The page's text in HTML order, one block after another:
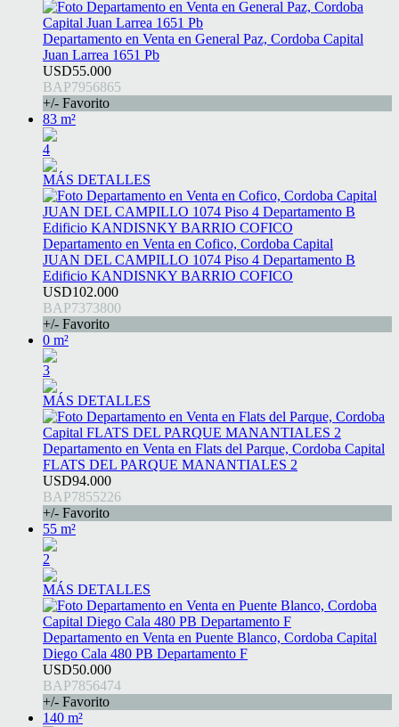
Departamento en Venta en General Paz, Cordoba Capital
Juan Larrea 1651 Pb
USD55.000
BAP7956865
+/- Favorito
83 m²
4
MÁS DETALLES
Departamento en Venta en Cofico, Cordoba Capital
JUAN DEL CAMPILLO 1074 Piso 4 Departamento B
Edificio KANDISNKY BARRIO COFICO
USD102.000
BAP7373800
+/- Favorito
0 m²
3
MÁS DETALLES
Departamento en Venta en Flats del Parque, Cordoba Capital
FLATS DEL PARQUE MANANTIALES 2
USD94.000
BAP7855226
+/- Favorito
55 m²
2
MÁS DETALLES
Departamento en Venta en Puente Blanco, Cordoba Capital
Diego Cala 480 PB Departamento F
USD50.000
BAP7856474
+/- Favorito
140 m²